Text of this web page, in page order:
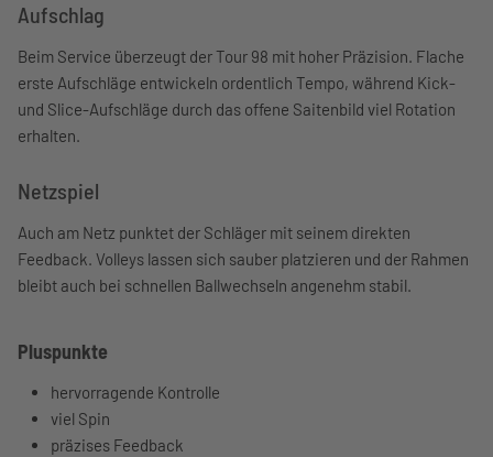
Aufschlag
Beim Service überzeugt der Tour 98 mit hoher Präzision. Flache
erste Aufschläge entwickeln ordentlich Tempo, während Kick-
und Slice-Aufschläge durch das offene Saitenbild viel Rotation
erhalten.
Netzspiel
Auch am Netz punktet der Schläger mit seinem direkten
Feedback. Volleys lassen sich sauber platzieren und der Rahmen
bleibt auch bei schnellen Ballwechseln angenehm stabil.
Pluspunkte
hervorragende Kontrolle
viel Spin
präzises Feedback